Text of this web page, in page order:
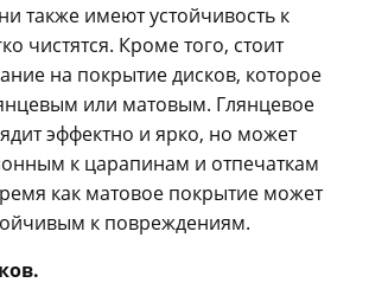
также имеют устойчивость к
чистятся. Кроме того, стоит
на покрытие дисков, которое
или матовым. Глянцевое
эффектно и ярко, но может
к царапинам и отпечаткам
как матовое покрытие может
к повреждениям.